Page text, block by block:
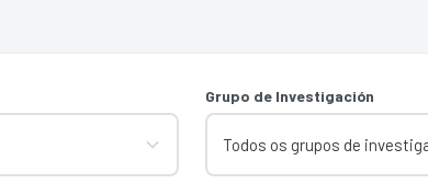
Grupo de Investigación